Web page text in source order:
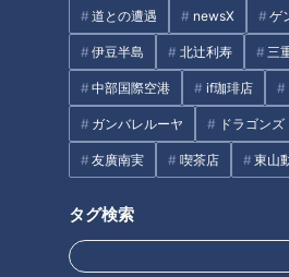
道との遭遇 newsX ゲ
伊豆半島 北辻利寿 三
中部国際空港 if珈琲店
ガンバレルーヤ ドラゴンズ
友廣南実 喫茶店 東山
タグ検索